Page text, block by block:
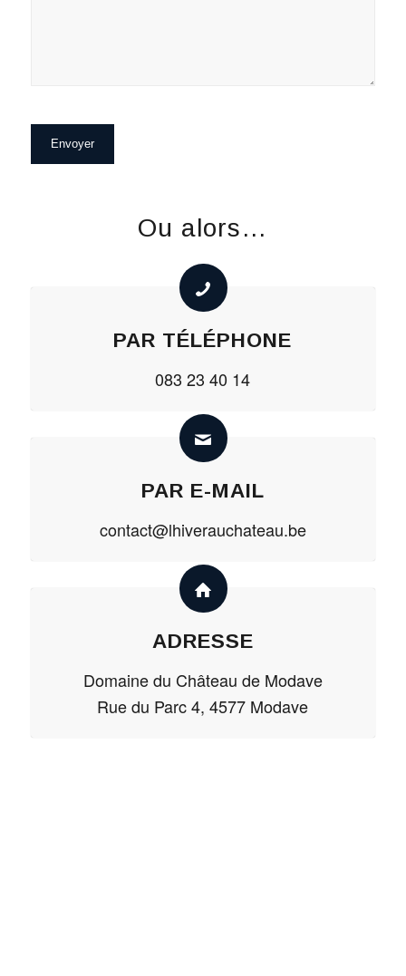
Ou alors…
PAR TÉLÉPHONE
083 23 40 14
PAR E-MAIL
contact@lhiverauchateau.be
ADRESSE
Domaine du Château de Modave
Rue du Parc 4, 4577 Modave